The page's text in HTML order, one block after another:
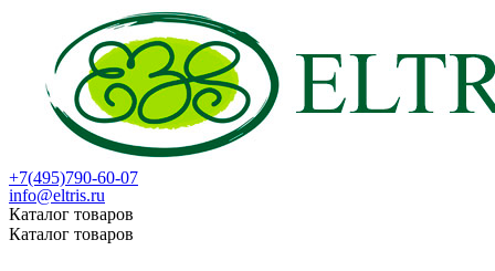
+7(495)790-60-07
info@eltris.ru
Каталог товаров
Каталог товаров